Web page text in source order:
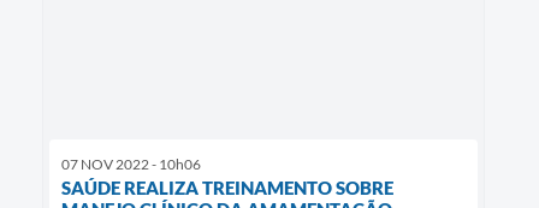
07 NOV 2022 - 10h06
SAÚDE REALIZA TREINAMENTO SOBRE